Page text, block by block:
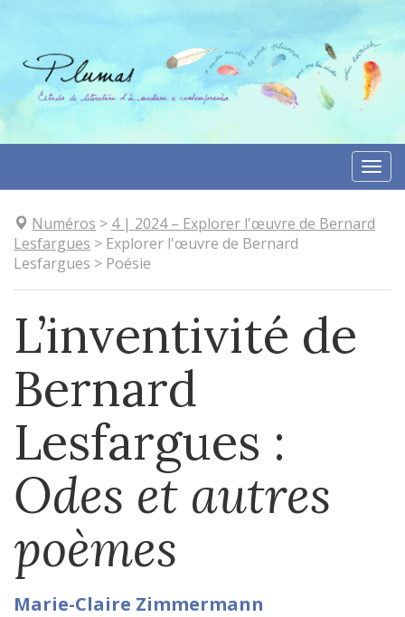
contenu
Numéros > 4| 2024– Explorer l'œuvre de Bernard
Lesfargues > Explorer l'œuvre de Bernard
Lesfargues > Poésie
L’inventivité de
Bernard
Lesfargues :
Odes et autres
poèmes
Marie-Claire Zimmermann